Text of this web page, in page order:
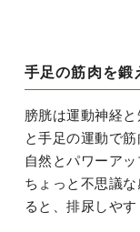
手足の筋肉を鍛
膀胱は運動神経
と手足の運動で
自然とパワーアッ
ちょっと不思議
ると、排尿しやす